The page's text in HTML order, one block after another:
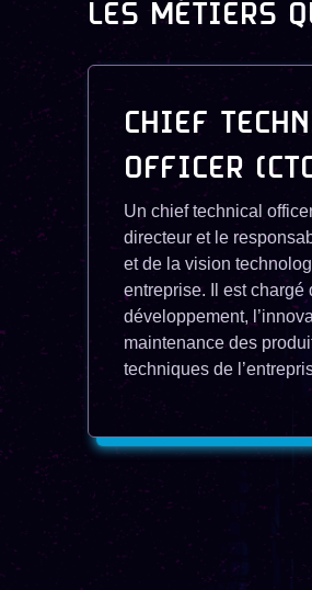
LES MÉTIERS
CHIEF
OFFICER
Un chief technical
directeur et le
et de la vision
entreprise. Il est chargé
développement,
maintenance des
techniques de